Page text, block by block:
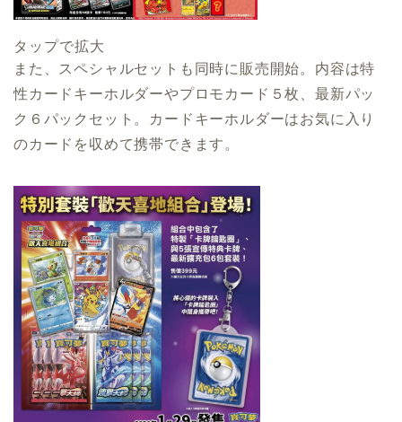
タップで拡大
また、スペシャルセットも同時に販売開始。内容は特
性カードキーホルダーやプロモカード５枚、最新パッ
ク６パックセット。カードキーホルダーはお気に入り
のカードを収めて携帯できます。